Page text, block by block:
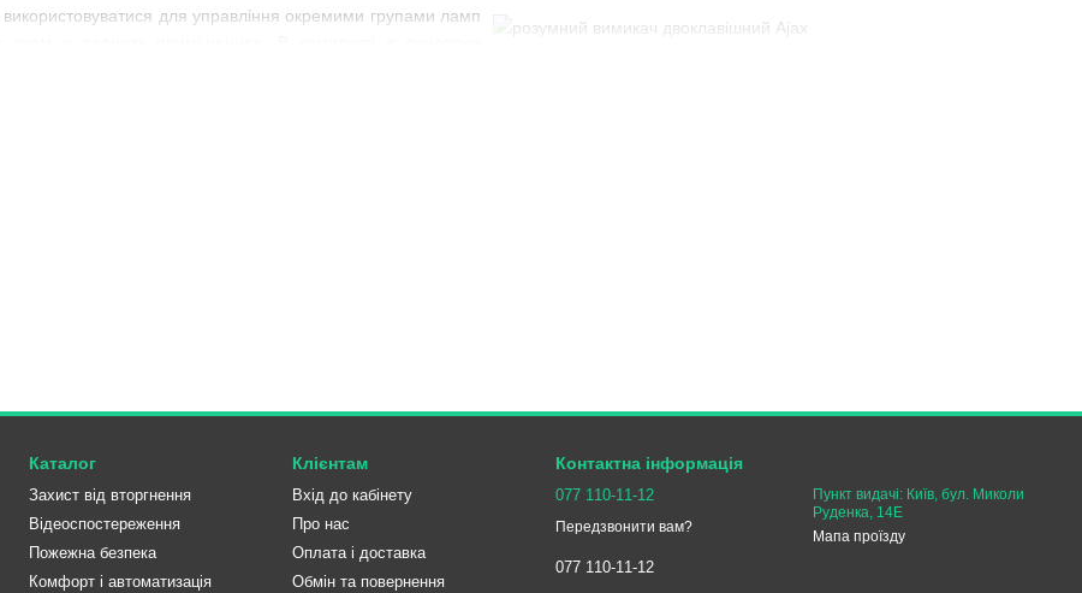
для управління окремими групами ламп
ціна залежить від таких чинників:
спосіб дозволяє швидко і легко встановлювати пристрої без зміни електропроводки.
з великою панеллю, яка реагує на дотик і наближення руки.
Вт дозволяє керувати різними світильниками, лампами та іншими приладами.
пластик доступний у кількох популярних відтінках – білий, чорний, сірий, графітовий, оливковий, бежевий, устричний.
Каталог
Захист від вторгнення
Відеоспостереження
Пожежна безпека
Комфорт і автоматизація
Клієнтам
Вхід до кабінету
Про нас
Оплата і доставка
Обмін та повернення
Контактна інформація
077 110-11-12
Передзвонити вам?
077 110-11-12
Пункт видачі: Київ, бул. Миколи
Руденка, 14Е
Мапа проїзду